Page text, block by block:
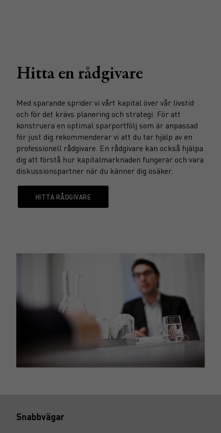
Hitta en rådgivare
Med sparande sprider vi vårt kapital över vår livstid
och för det krävs planering och strategi. För att
konstruera en optimal sparportfölj som är anpassad
för just dig rekommenderar vi att du tar hjälp av en
professionell rådgivare. En rådgivare kan också hjälpa
dig att förstå hur kapitalmarknaden fungerar och vara
diskussionspartner när du känner dig osäker.
HITTA RÅDGIVARE
Snabbvägar